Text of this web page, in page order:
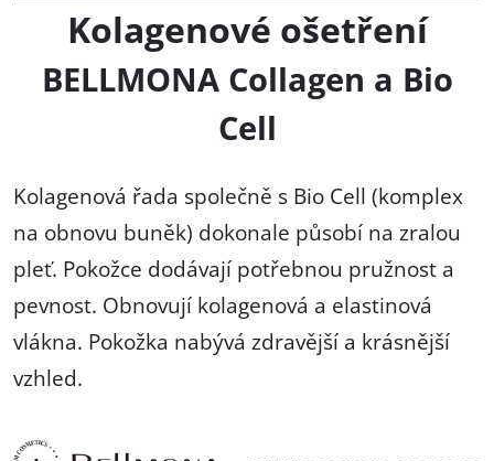
Kolagenové ošetření
BELLMONA Collagen a Bio
Cell
Kolagenová řada společně s Bio Cell (komplex
na obnovu buněk) dokonale působí na zralou
pleť. Pokožce dodávají potřebnou pružnost a
pevnost. Obnovují kolagenová a elastinová
vlákna. Pokožka nabývá zdravější a krásnější
vzhled.